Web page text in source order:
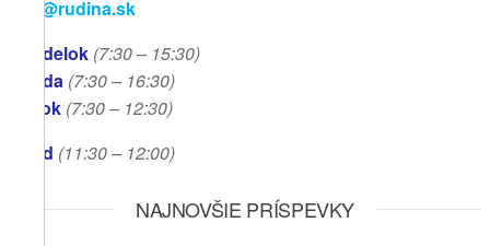
info@rudina.sk
Pondelok (7:30 – 15:30)
Streda (7:30 – 16:30)
Piatok (7:30– 12:30)
Obed (11:30– 12:00)
NAJNOVŠIE PRÍSPEVKY